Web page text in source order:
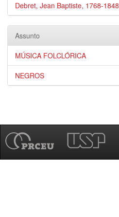
Debret, Jean Baptiste, 1768-1848
Assunto
MÚSICA FOLCLÓRICA
NEGROS